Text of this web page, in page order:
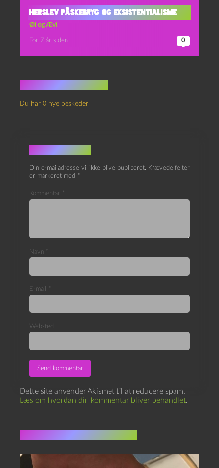
Herslev Påskebryg og Eksistentialisme
Øl og Ævl
For 7 år siden 0
Du har 0 nye beskeder
Skriv et svar
Din e-mailadresse vil ikke blive publiceret. Krævede felter
er markeret med *
Kommentar *
Navn *
E-mail *
Websted
Dette site anvender Akismet til at reducere spam.
Læs om hvordan din kommentar bliver behandlet.